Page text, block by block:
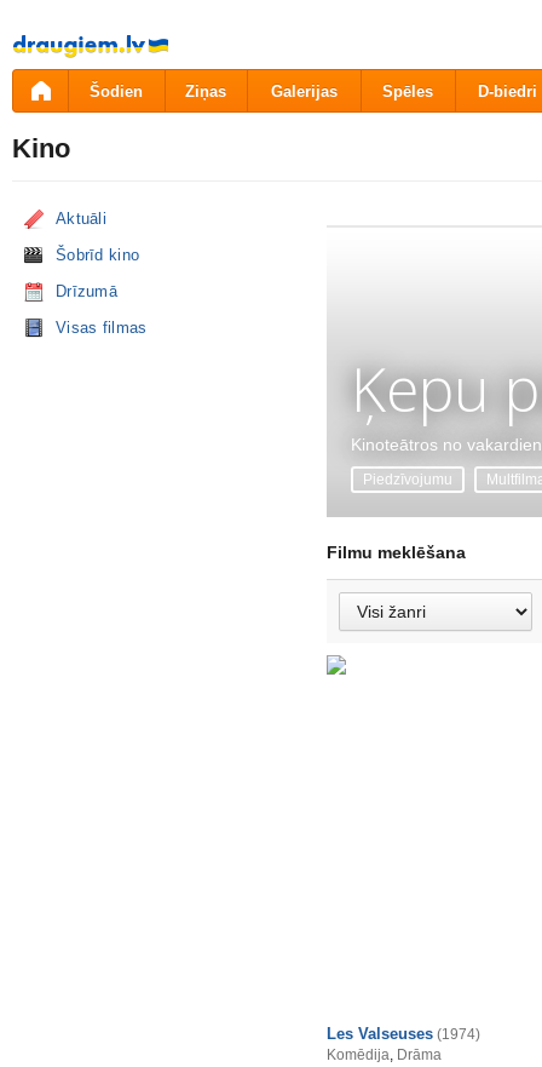
Pāriet
uz
saturu
Šodien Ziņas Galerijas Spēles D-biedri
Kino
Aktuāli
Šobrīd kino
Drīzumā
Visas filmas
Ķepu
Kinoteātros no
Piedzīvojumu
Filmu meklēšana
Les Valseuses (1974)
Komēdija, Drāma